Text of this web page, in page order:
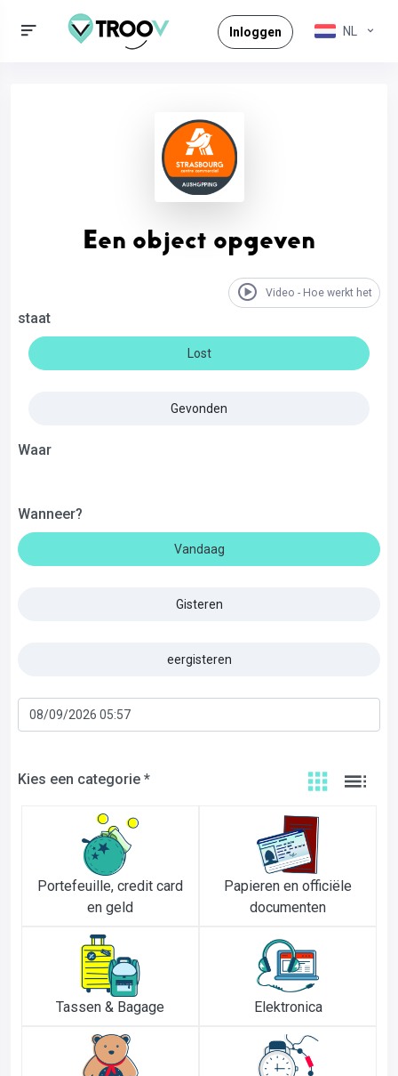
Inloggen NL
Een object opgeven
Video - Hoe werkt het
staat
Lost
Gevonden
Waar
Wanneer?
Vandaag
Gisteren
eergisteren
Kies een categorie *
Portefeuille, credit card
en geld
Papieren en officiële
documenten
Tassen & Bagage Elektronica